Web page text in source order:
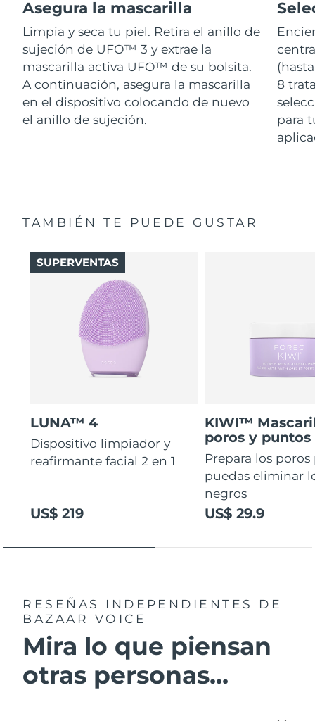
Asegura la mascarilla
Limpia y seca tu piel. Retira el anillo de
sujeción de UFO™ 3 y extrae la
mascarilla activa UFO™ de su bolsita.
A continuación, asegura la mascarilla
en el dispositivo colocando de nuevo
el anillo de sujeción.
8
para
TAMBIÉN TE PUEDE GUSTAR
LUNA™ 4
Dispositivo limpiador y
reafirmante facial 2 en 1
US$ 219
SUPERVENTAS
KIWI™
poros y puntos
Prepara los
puedas eliminar
negros
US$ 29.9
RESEÑAS INDEPENDIENTES
DE
BAZAAR VOICE
Mira lo que piensan
otras personas...